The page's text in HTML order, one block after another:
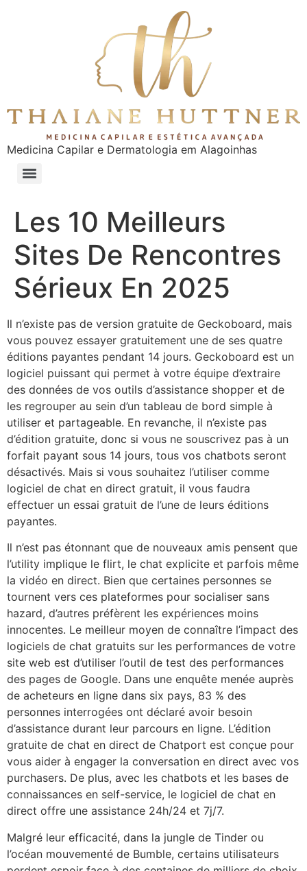
Medicina Capilar e Dermatologia em Alagoinhas
Les 10 Meilleurs
Sites De Rencontres
Sérieux En 2025
Il n’existe pas de version gratuite de Geckoboard, mais
vous pouvez essayer gratuitement une de ses quatre
éditions payantes pendant 14 jours. Geckoboard est un
logiciel puissant qui permet à votre équipe d’extraire
des données de vos outils d’assistance shopper et de
les regrouper au sein d’un tableau de bord simple à
utiliser et partageable. En revanche, il n’existe pas
d’édition gratuite, donc si vous ne souscrivez pas à un
forfait payant sous 14 jours, tous vos chatbots seront
désactivés. Mais si vous souhaitez l’utiliser comme
logiciel de chat en direct gratuit, il vous faudra
effectuer un essai gratuit de l’une de leurs éditions
payantes.
Il n’est pas étonnant que de nouveaux amis pensent que
l’utility implique le flirt, le chat explicite et parfois même
la vidéo en direct. Bien que certaines personnes se
tournent vers ces plateformes pour socialiser sans
hazard, d’autres préfèrent les expériences moins
innocentes. Le meilleur moyen de connaître l’impact des
logiciels de chat gratuits sur les performances de votre
site web est d’utiliser l’outil de test des performances
des pages de Google. Dans une enquête menée auprès
de acheteurs en ligne dans six pays, 83 % des
personnes interrogées ont déclaré avoir besoin
d’assistance durant leur parcours en ligne. L’édition
gratuite de chat en direct de Chatport est conçue pour
vous aider à engager la conversation en direct avec vos
purchasers. De plus, avec les chatbots et les bases de
connaissances en self-service, le logiciel de chat en
direct offre une assistance 24h/24 et 7j/7.
Malgré leur efficacité, dans la jungle de Tinder ou
l’océan mouvementé de Bumble, certains utilisateurs